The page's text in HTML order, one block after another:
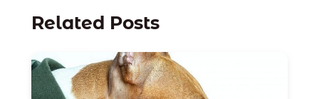
Related Posts